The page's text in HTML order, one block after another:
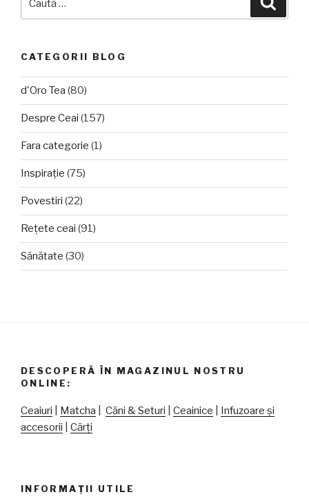
după:
CATEGORII BLOG
d'Oro Tea (80)
Despre Ceai (157)
Fara categorie (1)
Inspirație (75)
Povestiri (22)
Rețete ceai (91)
Sănătate (30)
DESCOPERĂ ÎN MAGAZINUL NOSTRU
ONLINE:
Ceaiuri Matcha Căni & Seturi Ceainice
Infuzoare și
accesorii
Cărți
INFORMAȚII UTILE